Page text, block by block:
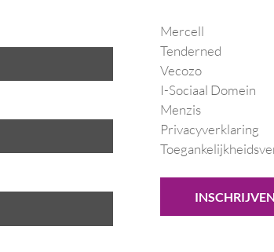
Mercell
Tenderned
Vecozo
I-Sociaal Domein
Menzis
Privacyverklaring